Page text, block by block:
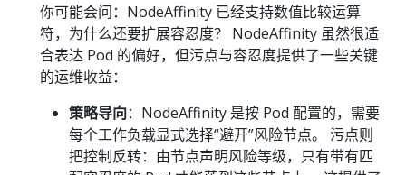
你可能会问：NodeAffinity 已经支持数值比较运算
符，为什么还要扩展容忍度？ NodeAffinity 虽然很适
合表达 Pod 的偏好，但污点与容忍度提供了一些关键
的运维收益：
策略导向：NodeAffinity 是按 Pod 配置的，需要
每个工作负载显式选择“避开”风险节点。 污点则
把控制反转：由节点声明风险等级，只有带有匹